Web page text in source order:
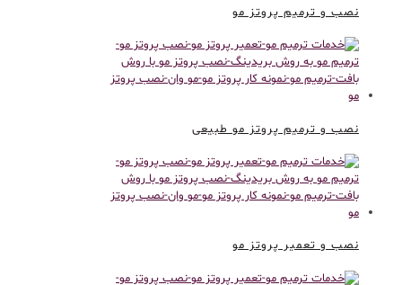
نصب و ترمیم پروتز مو
نصب و ترمیم پروتز مو طبیعی
نصب و تعمیر پروتز مو